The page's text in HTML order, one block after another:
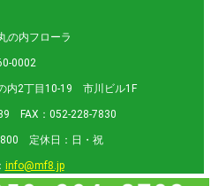
の内フローラ
0002
内2丁目10-19 市川ビル1F
FAX：052-228-7830
定休日：日・祝
info@mf8.jp